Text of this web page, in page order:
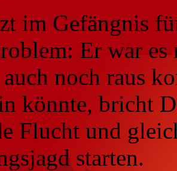
im Gefängnis
Er war
noch raus
könnte, bricht
Flucht und
starten.